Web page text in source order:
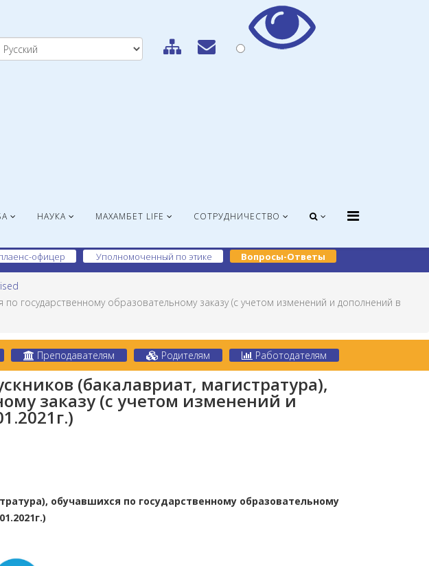
НАУКА МАХАМБЕТ LIFE СОТРУДНИЧЕСТВО
офицер Уполномоченный по этике Вопросы-Ответы
государственному образовательному заказу (с учетом изменений и дополнений в
Преподавателям Родителям Работодателям
(бакалавриат, магистратура),
заказу (с учетом изменений и
обучавшихся по государственному образовательному